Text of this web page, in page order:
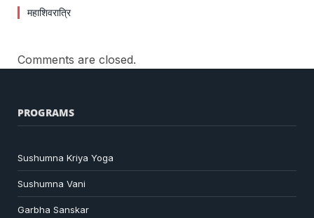
महाशिवरात्रि
Comments are closed.
PROGRAMS
Sushumna Kriya Yoga
Sushumna Vani
Garbha Sanskar